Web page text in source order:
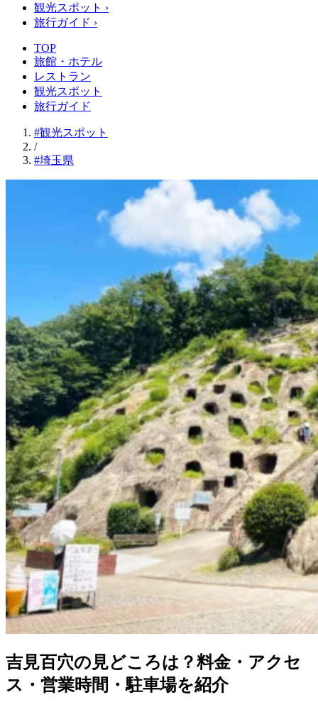
観光スポット ›
旅行ガイド ›
TOP
旅館・ホテル
レストラン
観光スポット
旅行ガイド
#観光スポット
/
#埼玉県
吉見百穴の見どころは？料金・アクセ
ス・営業時間・駐車場を紹介